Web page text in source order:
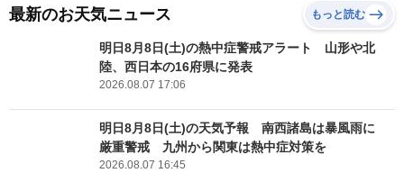
最新のお天気ニュース もっと読む
明日8月8日(土)の熱中症警戒アラート 山形や北
陸、西日本の16府県に発表
2026.08.07 17:06
明日8月8日(土)の天気予報 南西諸島は暴風雨に
厳重警戒 九州から関東は熱中症対策を
2026.08.07 16:45